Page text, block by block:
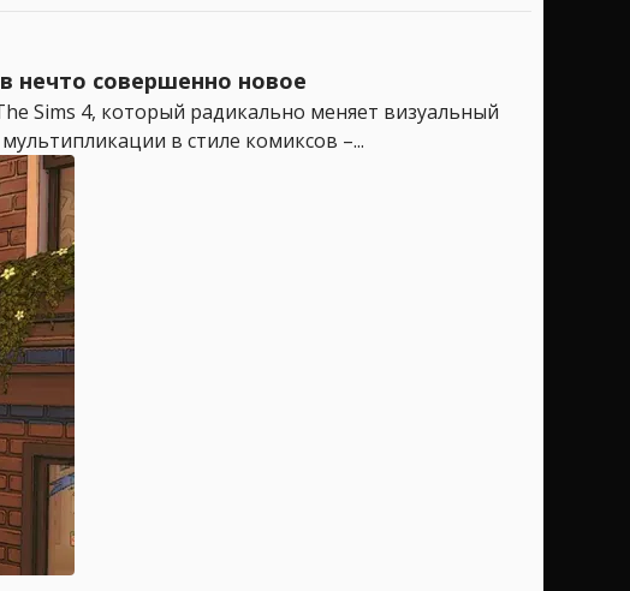
нечто совершенно новое
Sims 4, который радикально меняет визуальный
в стиле комиксов –...